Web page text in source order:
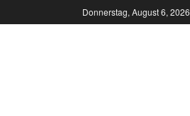
Donnerstag, August 6, 2026